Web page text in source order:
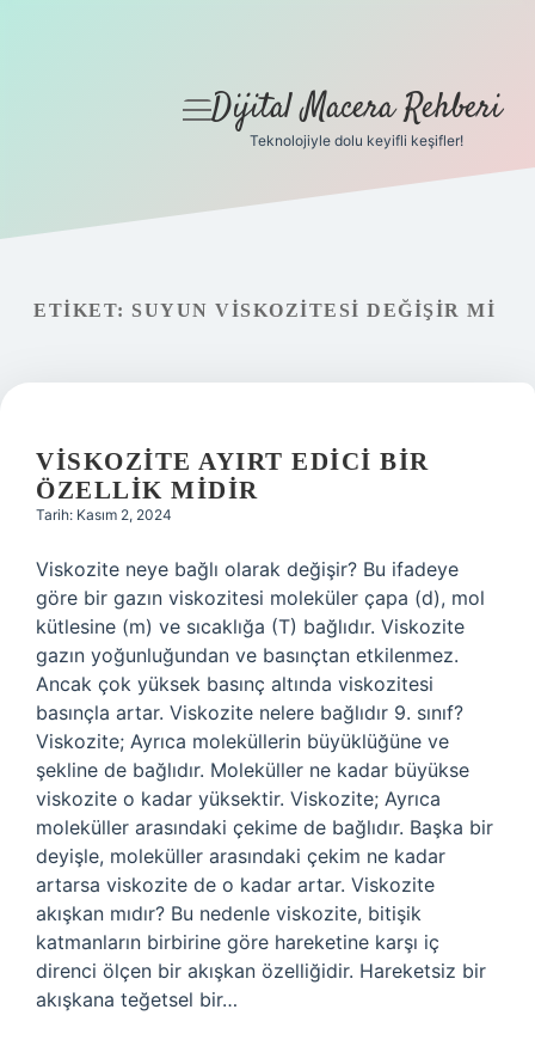
Gizlilik Politikası
menüyü
Dijital Macera Rehberi
Teknolojiyle dolu keyifli keşifler!
ETIKET: SUYUN VISKOZITESI DEĞIŞIR MI
VISKOZITE AYIRT EDICI BIR
ÖZELLIK MIDIR
Tarih: Kasım 2, 2024
Viskozite neye bağlı olarak değişir? Bu ifadeye
göre bir gazın viskozitesi moleküler çapa (d), mol
kütlesine (m) ve sıcaklığa (T) bağlıdır. Viskozite
gazın yoğunluğundan ve basınçtan etkilenmez.
Ancak çok yüksek basınç altında viskozitesi
basınçla artar. Viskozite nelere bağlıdır 9. sınıf?
Viskozite; Ayrıca moleküllerin büyüklüğüne ve
şekline de bağlıdır. Moleküller ne kadar büyükse
viskozite o kadar yüksektir. Viskozite; Ayrıca
moleküller arasındaki çekime de bağlıdır. Başka bir
deyişle, moleküller arasındaki çekim ne kadar
artarsa ​​viskozite de o kadar artar. Viskozite
akışkan mıdır? Bu nedenle viskozite, bitişik
katmanların birbirine göre hareketine karşı iç
direnci ölçen bir akışkan özelliğidir. Hareketsiz bir
akışkana teğetsel bir…